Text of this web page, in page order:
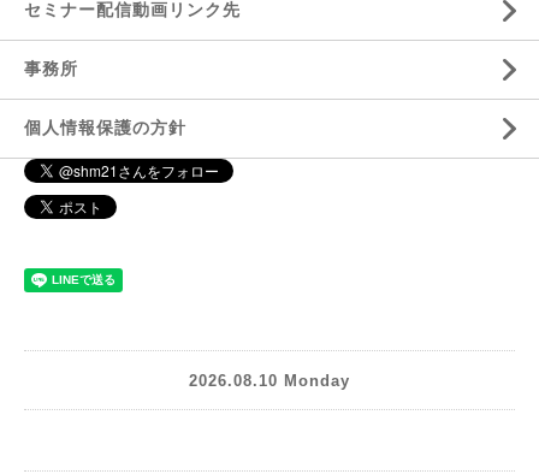
セミナー配信動画リンク先
事務所
個人情報保護の方針
2026.08.10 Monday